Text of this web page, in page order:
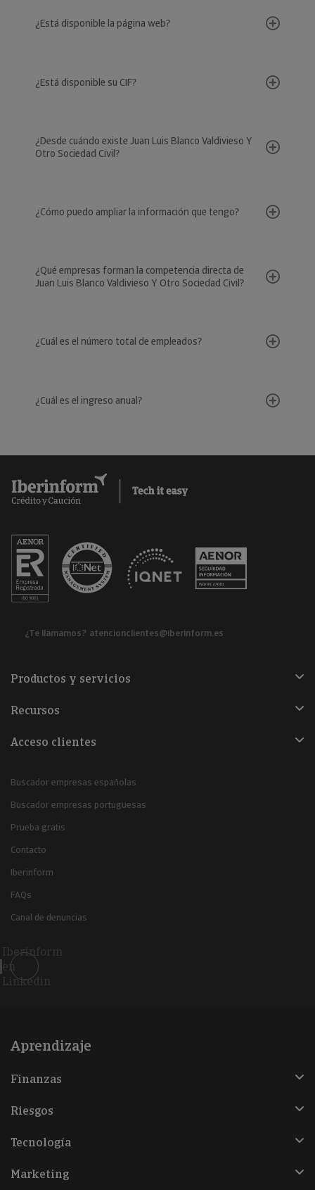
¿Está disponible la página web?
¿Está disponible su CIF?
¿Desde cuándo existe Juan Luis Blanco Valdivieso Y
Otro Sociedad Civil?
¿Cómo puedo ampliar la información que tengo?
¿Qué empresas forman la competencia directa de
Juan Luis Blanco Valdivieso Y Otro Sociedad Civil?
¿Cuál es el número total de empleados?
¿Cuál es el ingreso anual?
¿Te llamamos? atencionclientes@iberinform.es
Productos y servicios
Recursos
Acceso clientes
Buscador empresas españolas
Buscador empresas portuguesas
Prueba gratis
Contacto
Iberinform
FAQs
Canal de denuncias
Iberinform
en
Linkedin
Aprendizaje
Finanzas
Riesgos
Tecnología
Marketing